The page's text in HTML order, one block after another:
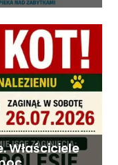
Właściciele